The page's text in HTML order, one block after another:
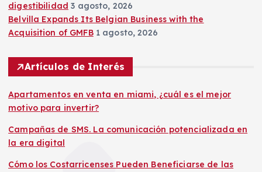
digestibilidad 3 agosto, 2026
Belvilla Expands Its Belgian Business with the
Acquisition of GMFB 1 agosto, 2026
Artículos de Interés
Apartamentos en venta en miami, ¿cuál es el mejor
motivo para invertir?
Campañas de SMS. La comunicación potencializada en
la era digital
Cómo los Costarricenses Pueden Beneficiarse de las